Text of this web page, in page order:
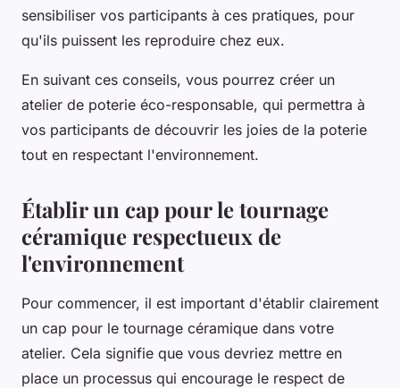
sensibiliser vos participants à ces pratiques, pour
qu'ils puissent les reproduire chez eux.
En suivant ces conseils, vous pourrez créer un
atelier de poterie éco-responsable, qui permettra à
vos participants de découvrir les joies de la poterie
tout en respectant l'environnement.
Établir un cap pour le tournage
céramique respectueux de
l'environnement
Pour commencer, il est important d'établir clairement
un cap pour le tournage céramique dans votre
atelier. Cela signifie que vous devriez mettre en
place un processus qui encourage le respect de